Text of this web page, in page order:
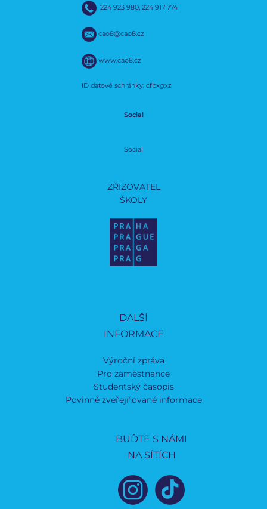
224 923 980, 224 917 774
cao8@cao8.cz
www.cao8.cz
ID datové schránky: cfbxgxz
Social
Social
ZŘIZOVATEL
ŠKOLY
DALŠÍ
INFORMACE
Výroční zpráva
Pro zaměstnance
Studentský časopis
Povinně zveřejňované informace
BUĎTE S NÁMI
NA SÍTÍCH